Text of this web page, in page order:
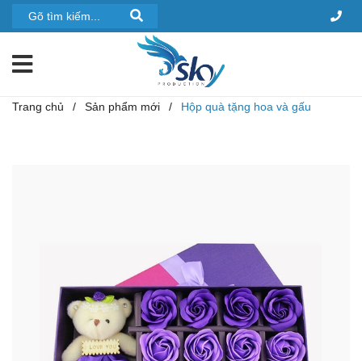
Trang chủ / Sản phẩm mới / Hộp quà tặng hoa và gấu